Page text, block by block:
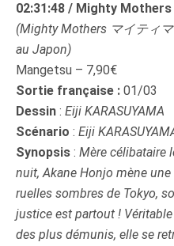
02:31:48 / Mighty Mothers
(Mighty Mothers マイティ
au Japon)
Mangetsu – 7,90€
Sortie française : 01/03
Dessin : Eiji KARASUYAMA
Scénario : Eiji
Synopsis : Mère célibataire
nuit, Akane Honjo mène
ruelles sombres de Tokyo,
justice est partout !
des plus démunis, elle se